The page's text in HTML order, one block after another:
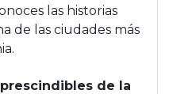
las historias
de las ciudades más
de la